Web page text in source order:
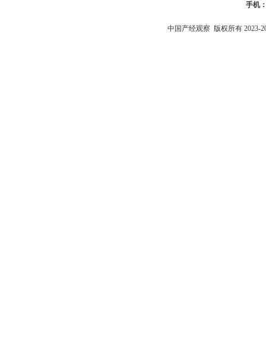
手机
中国产经观察 版权所有 2023-